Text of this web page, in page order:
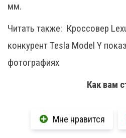
мм.
Читать также: Кроссовер
конкурент Tesla Model Y
фотографиях
Как вам
Мне нравится